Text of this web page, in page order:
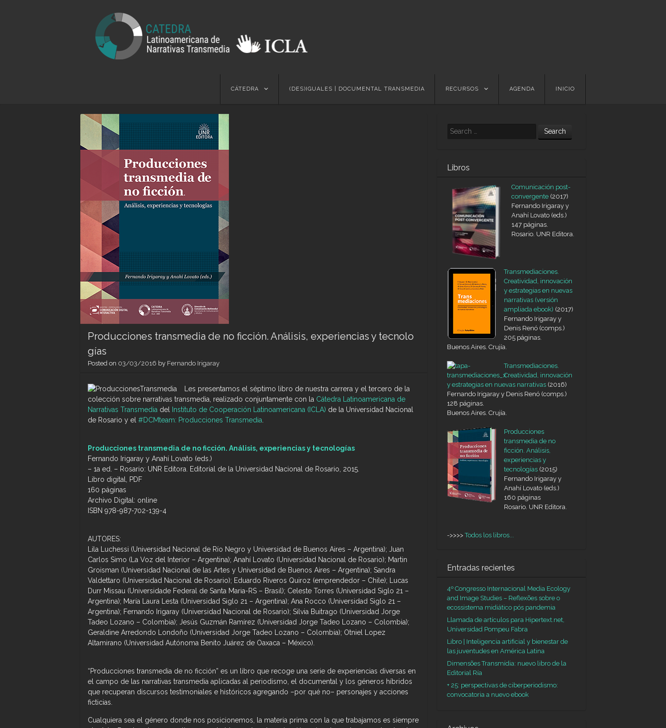
Skip
CÁTEDRA (DES)IGUALES | DOCUMENTAL TRANSMEDIA RECURSOS AGENDA INICIO
Producciones transmedia de no ficción. Análisis, experiencias y tecnolo
gías
Posted on 03/03/2016 by Fernando Irigaray
Les presentamos el séptimo libro de nuestra carrera y el tercero de la
colección sobre narrativas transmedia, realizado conjuntamente con la Cátedra Latinoamericana de
Narrativas Transmedia del Instituto de Cooperación Latinoamericana (ICLA) de la Universidad Nacional
de Rosario y el #DCMteam: Producciones Transmedia
Producciones transmedia de no ficción. Análisis, experiencias y tecnologías
Fernando Irigaray y Anahí Lovato (eds.)
– 1a ed. – Rosario: UNR Editora. Editorial de la Universidad Nacional de Rosario, 2015.
Libro digital, PDF
160 páginas
Archivo Digital: online
ISBN 978-987-702-139-4
AUTORES:
Lila Luchessi (Universidad Nacional de Río Negro y Universidad de Buenos Aires – Argentina); Juan
Carlos Simo (La Voz del Interior – Argentina); Anahí Lovato (Universidad Nacional de Rosario); Martin
Groisman (Universidad Nacional de las Artes y Universidad de Buenos Aires – Argentina); Sandra
Valdettaro (Universidad Nacional de Rosario); Eduardo Riveros Quiroz (emprendedor – Chile); Lucas
Durr Missau (Universidade Federal de Santa Maria-RS – Brasil); Celeste Torres (Universidad Siglo 21 –
Argentina); María Laura Lesta (Universidad Siglo 21 – Argentina); Ana Rocco (Universidad Siglo 21 –
Argentina); Fernando Irigaray (Universidad Nacional de Rosario); Silvia Buitrago (Universidad Jorge
Tadeo Lozano – Colombia); Jesús Guzmán Ramírez (Universidad Jorge Tadeo Lozano – Colombia);
Geraldine Arredondo Londoño (Universidad Jorge Tadeo Lozano – Colombia); Otniel Lopez
Altamirano (Universidad Autónoma Benito Juárez de Oaxaca – México).
“Producciones transmedia de no ficción” es un libro que recoge una serie de experiencias diversas en
el campo de las narrativas transmedia aplicadas al periodismo, el documental y los géneros híbridos
que recuperan discursos testimoniales e históricos agregando –por qué no– personajes y acciones
ficticias.
Cualquiera sea el género donde nos posicionemos, la materia prima con la que trabajamos es siempre
Search
Libros
Comunicación post-
convergente (2017)
Fernando Irigaray y
Anahí Lovato (eds.)
147 páginas.
Rosario. UNR Editora.
Transmediaciones.
Creatividad, innovación
y estrategias en nuevas
narrativas (versión
ampliada ebook) (2017)
Fernando Irigaray y
Denis Renó (comps.)
205 páginas.
Buenos Aires. Crujía.
Transmediaciones.
Creatividad, innovación
y estrategias en nuevas narrativas (2016)
Fernando Irigaray y Denis Renó (comps.)
128 páginas.
Buenos Aires. Crujía.
Producciones
transmedia de no
ficción. Análisis,
experiencias y
tecnologías (2015)
Fernando Irigaray y
Anahí Lovato (eds.)
160 páginas
Rosario. UNR Editora.
->>>>Todos los libros...
Entradas recientes
4º Congresso Internacional Media Ecology
and Image Studies – Reflexões sobre o
ecossistema midiático pós pandemia
Llamada de artículos para Hipertext.net,
Universidad Pompeu Fabra
Libro | Inteligencia artificial y bienestar de
las juventudes en América Latina
Dimensões Transmídia: nuevo libro de la
Editorial Ría
+ 25: perspectivas de ciberperiodismo:
convocatoria a nuevo ebook